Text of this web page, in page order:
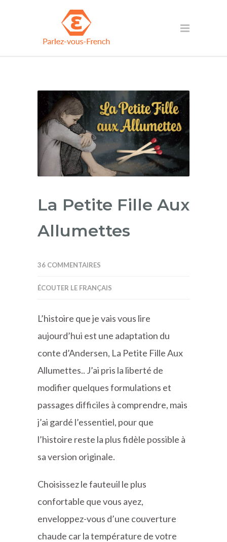
La Petite Fille Aux
Allumettes
36 COMMENTAIRES
ÉCOUTER LE FRANÇAIS
L’histoire que je vais vous lire
aujourd’hui est une adaptation du
conte d’Andersen, La Petite Fille Aux
Allumettes.. J’ai pris la liberté de
modifier quelques formulations et
passages difficiles à comprendre, mais
j’ai gardé l’essentiel, pour que
l’histoire reste la plus fidèle possible à
sa version originale.
Choisissez le fauteuil le plus
confortable que vous ayez,
enveloppez-vous d’une couverture
chaude car la température de votre